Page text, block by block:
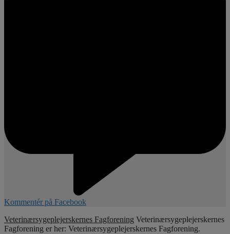
Kommentér på Facebook
Veterinærsygeplejerskernes Fagforening Veterinærsygeplejerskernes
Fagforening er her: Veterinærsygeplejerskernes Fagforening.